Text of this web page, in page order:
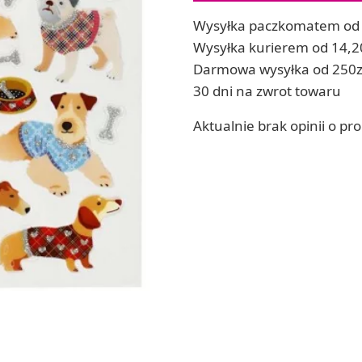
ręcznych
Soda, kwasek, formy do kul do kąpieli
Dodatki: barwniki i zapachy
RZEŹBA, GLINY I ODLEWY
Lepienie i rzeźbienie
Odlewy dekoracyjne
Modelowanie dla dzieci
Wysyłka paczkomatem od
Wysyłka kurierem od
Darmowa wysyłka od
30 dni na zwrot towaru
Aktualnie brak opinii o